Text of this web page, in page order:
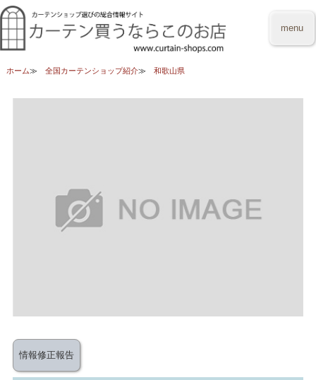
menu
ホーム 全国カーテンショップ紹介 和歌山県
情報修正報告